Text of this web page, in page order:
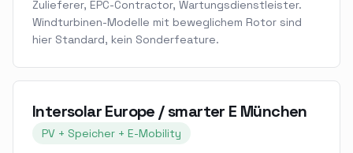
Zulieferer, EPC-Contractor, Wartungsdienstleister.
Windturbinen-Modelle mit beweglichem Rotor sind
hier Standard, kein Sonderfeature.
Intersolar Europe / smarter E München
PV + Speicher + E-Mobility